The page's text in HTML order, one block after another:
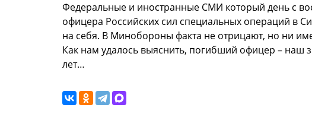
Федеральные и иностранные СМИ который день с
офицера Российских сил специальных операций в
на себя. В Минобороны факта не отрицают, но ни
Как нам удалось выяснить, погибший офицер – наш
лет…